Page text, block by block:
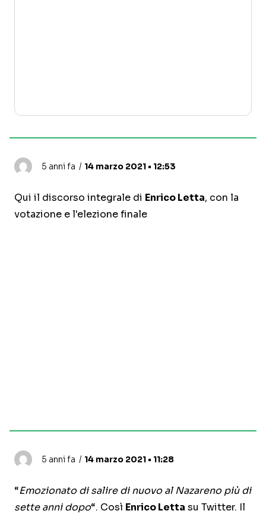
5 anni fa 14 marzo 2021 • 12:53
Qui il discorso integrale di Enrico Letta, con la
votazione e l'elezione finale
5 anni fa 14 marzo 2021 • 11:28
“Emozionato di salire di nuovo al Nazareno più di
sette anni dopo“. Così Enrico Letta su Twitter. Il